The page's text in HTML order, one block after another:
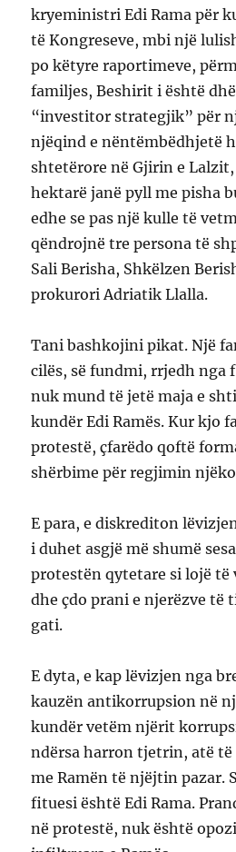
kryeministri Edi Rama për
të Kongreseve, mbi një
po këtyre raportimeve,
familjes, Beshirit i është
“investitor strategjik” për
njëqind e nëntëmbëdhjetë
shtetërore në Gjirin e
hektarë janë pyll me pisha
edhe se pas një kulle të
qëndrojnë tre persona të
Sali Berisha, Shkëlzen
prokurori Adriatik Llalla.
Tani bashkojini pikat. Një
cilës, së fundmi, rrjedh nga
nuk mund të jetë maja e
kundër Edi Ramës. Kur kjo
protestë, çfarëdo qoftë
shërbime për regjimin
E para, e diskrediton
i duhet asgjë më shumë
protestën qytetare si lojë të
dhe çdo prani e njerëzve të
gati.
E dyta, e kap lëvizjen nga
kauzën antikorrupsion në
kundër vetëm njërit
ndërsa harron tjetrin, atë të
me Ramën të njëjtin pazar.
fituesi është Edi Rama.
në protestë, nuk është